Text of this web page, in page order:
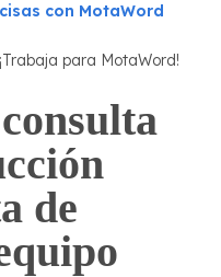
con MotaWord
para MotaWord!
de